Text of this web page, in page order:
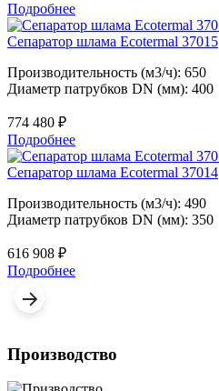
Подробнее
Сепаратор шлама Ecotermal 37015
Производительность (м3/ч): 650
Диаметр патрубков DN (мм): 400
774 480 ₽
Подробнее
Сепаратор шлама Ecotermal 37014
Производительность (м3/ч): 490
Диаметр патрубков DN (мм): 350
616 908 ₽
Подробнее
Производство